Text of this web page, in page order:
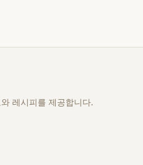
레시피를 제공합니다.